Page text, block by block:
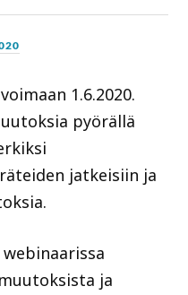
1.6.2020.
pyörällä
jatkeisiin ja
ja